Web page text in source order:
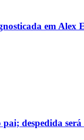
em Alex
despedida será